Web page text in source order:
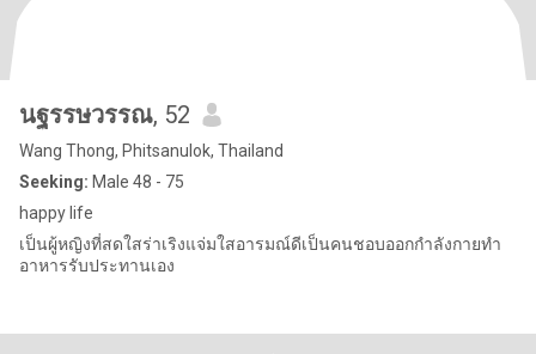
นฐรรษวรรณ, 52
Wang Thong, Phitsanulok, Thailand
Seeking: Male 48 - 75
happy life
เป็นผู้หญิงที่สดใสร่าเริงแจ่มใสอารมณ์ดีเป็นคนชอบออกกำลังกายทำ
อาหารรับประทานเอง